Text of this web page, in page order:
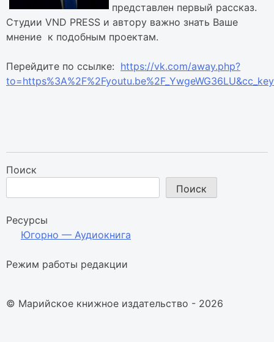
представлен первый рассказ.
Студии VND PRESS и автору важно знать Ваше
мнение к подобным проектам.
Перейдите по ссылке: https://vk.com/away.php?
Поиск
Поиск
Ресурсы
Югорно — Аудиокнига
Режим работы редакции
© Марийское книжное издательство - 2026